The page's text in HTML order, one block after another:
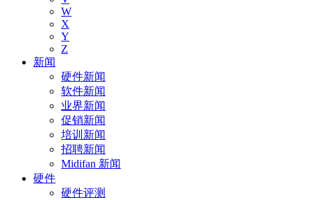
W
X
Y
Z
新闻
硬件新闻
软件新闻
业界新闻
促销新闻
培训新闻
招聘新闻
Midifan 新闻
硬件
硬件评测